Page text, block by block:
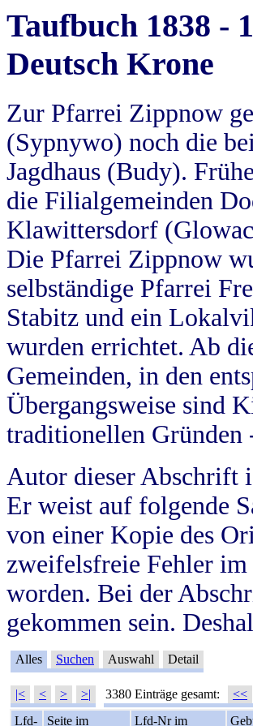
Taufbuch 1838 -
Deutsch Krone
Zur Pfarrei Zippnow
(Sypnywo) noch die
Jagdhaus (Budy).
die Filialgemeinden
Klawittersdorf
Die Pfarrei Zippnow
selbständige Pfarrei
Stabitz und ein
wurden errichtet. Ab
Gemeinden, in den
Übergangsweise sind
traditionellen
Autor dieser Abschrift
Er weist auf folgende
von einer Kopie des
zweifelsfreie Fehler
worden. Bei der
gekommen sein.
Alles Suchen Auswahl Detail
|< < > >| 3380 Einträge gesamt: <<
Lfd-
Seite im
Lfd-Nr im